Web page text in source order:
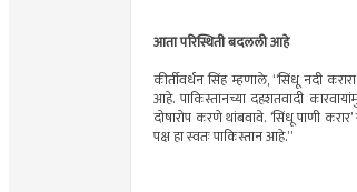
आता परिस्थिती बदलली आहे
कीर्तीवर्धन सिंह म्हणाले, “सिंधू नदी
आहे. पाकिस्तानच्या दहशतवादी
दोषारोप करणे थांबवावे. ‘सिंधू पाणी
पक्ष हा स्वतः पाकिस्तान आहे.”